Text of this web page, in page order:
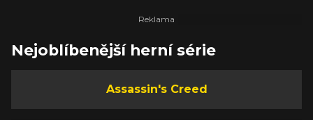
Nejoblíbenější herní série
Assassin's Creed